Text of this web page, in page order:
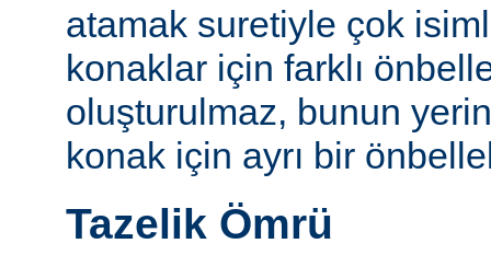
atamak suretiyle çok
konaklar için farklı
oluşturulmaz, bunun
konak için ayrı bir
Tazelik Ömrü